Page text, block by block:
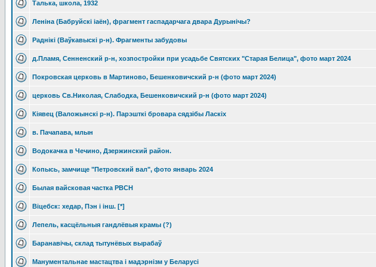
Талька, школа, 1932
Леніна (Бабруйскі іаён), фрагмент гаспадарчага двара Дурынічы?
Раднiкi (Ваўкавыскi р-н). Фрагменты забудовы
д.Пламя, Сенненский р-н, хозпостройки при усадьбе Святских "Старая Белица", фото март 2024
Покровская церковь в Мартиново, Бешенковичский р-н (фото март 2024)
церковь Св.Николая, Слабодка, Бешенковичский р-н (фото март 2024)
Кiявец (Валожынскi р-н). Парэшткi бровара сядзiбы Ласкiх
в. Пачапава, млын
Водокачка в Чечино, Дзержинский район.
Копысь, замчище "Петровский вал", фото январь 2024
Былая вайсковая частка РВСН
Віцебск: хедар, Пэн і інш. [*]
Лепель, касцёльныя гандлёвыя крамы (?)
Баранавічы, склад тытунёвых вырабаў
Манументальнае мастацтва і мадэрнізм у Беларусі